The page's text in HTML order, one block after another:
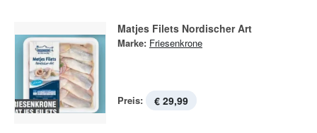
Matjes Filets Nordischer Art
Marke: Friesenkrone
Preis: € 29,99